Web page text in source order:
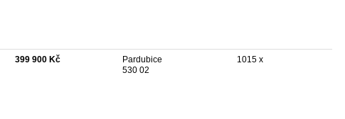
399 900 Kč
Pardubice
530 02
1015 x